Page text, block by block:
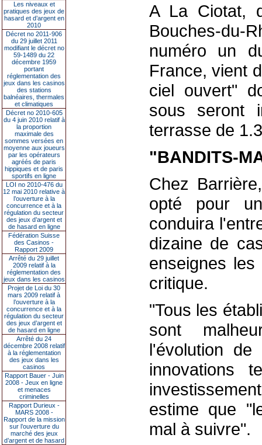
Les niveaux et
pratiques des jeux de
hasard et d’argent en
2010
Décret no 2011-906
du 29 juillet 2011
modifiant le décret no
59-1489 du 22
décembre 1959
portant
réglementation des
jeux dans les casinos
des stations
balnéaires, thermales
et climatiques
Décret no 2010-605
du 4 juin 2010 relatif à
la proportion
maximale des
sommes versées en
moyenne aux joueurs
par les opérateurs
agréés de paris
hippiques et de paris
sportifs en ligne
LOI no 2010-476 du
12 mai 2010 relative à
l’ouverture à la
concurrence et à la
régulation du secteur
des jeux d’argent et
de hasard en ligne
Fédération Suisse
des Casinos -
Rapport 2009
Arrêté du 29 juillet
2009 relatif à la
réglementation des
jeux dans les casinos
Projet de Loi du 30
mars 2009 relatif à
l’ouverture à la
concurrence et à la
régulation du secteur
des jeux d’argent et
de hasard en ligne
Arrêté du 24
décembre 2008 relatif
à la réglementation
des jeux dans les
casinos
Rapport Bauer - Juin
2008 - Jeux en ligne
et menaces
criminelles
Rapport Durieux -
MARS 2008 -
Rapport de la mission
sur l’ouverture du
marché des jeux
d’argent et de hasard
A La Ciotat,
Bouches-
numéro un
France, vient
ciel ouvert"
sous seront
terrasse de
"BANDITS-
Chez
opté pour
conduira
dizaine de
enseignes
critique.
"Tous les
sont
l'évolution
innovations
estime que
mal à suivre".